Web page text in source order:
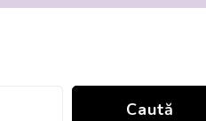
Caută